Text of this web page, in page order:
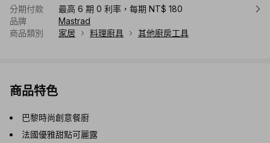
分期付款
最高 6 期 0 利率，每期 NT$ 180
品牌
Mastrad
商品類別
家居 料理廚具 其他廚房工具
商品特色
巴黎時尚創意餐廚
法國優雅甜點可麗露